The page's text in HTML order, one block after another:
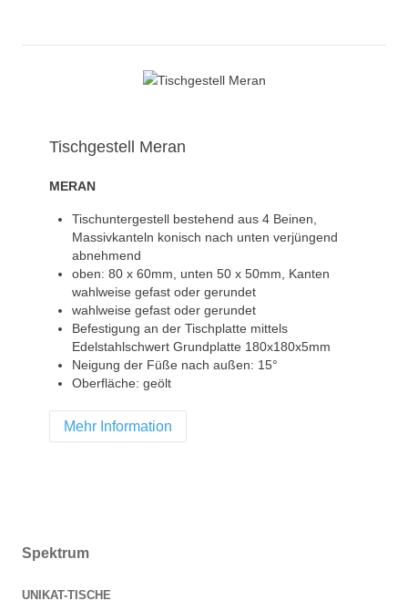
Tischgestell Meran
MERAN
Tischuntergestell bestehend aus 4 Beinen,
Massivkanteln konisch nach unten verjüngend
abnehmend
oben: 80 x 60mm, unten 50 x 50mm, Kanten
wahlweise gefast oder gerundet
wahlweise gefast oder gerundet
Befestigung an der Tischplatte mittels
Edelstahlschwert Grundplatte 180x180x5mm
Neigung der Füße nach außen: 15°
Oberfläche: geölt
Mehr Information
Spektrum
UNIKAT-TISCHE